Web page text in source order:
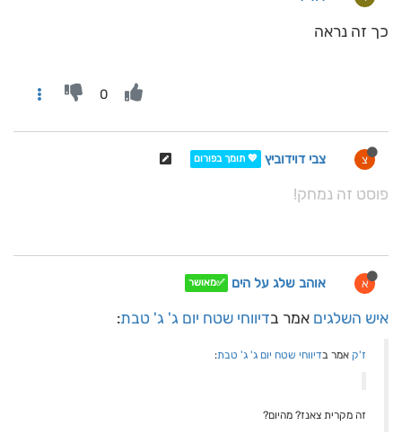
כך זה נראה
0
צ צבי דוידוביץ 💖 תומך בפורום
פוסט זה נמחק!
א אוהב שלג על הים ✅מאושר
איש השלגים אמר בדיווחי שטח יום ג' ג' טבת:
ז'ק אמר בדיווחי שטח יום ג' ג' טבת:
זה מקרית צאנז? מהיום?